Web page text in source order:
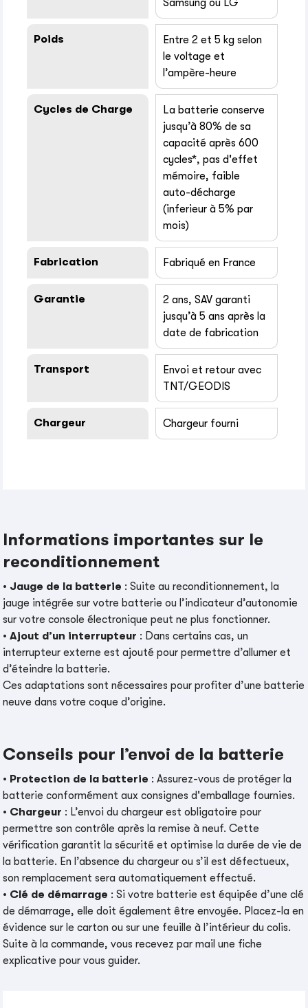
Samsung ou LG
Poids
Entre 2 et 5 kg selon
le voltage et
l’ampère-heure
Cycles de Charge
La batterie conserve
jusqu’à 80% de sa
capacité après 600
cycles*, pas d'effet
mémoire, faible
auto-décharge
(inferieur à 5% par
mois)
Fabrication Fabriqué en France
Garantie
2 ans, SAV garanti
jusqu’à 5 ans après la
date de fabrication
Transport
Envoi et retour avec
TNT/GEODIS
Chargeur Chargeur fourni
Informations importantes sur le
reconditionnement
• Jauge de la batterie : Suite au reconditionnement, la
jauge intégrée sur votre batterie ou l’indicateur d’autonomie
sur votre console électronique peut ne plus fonctionner.
•Ajout d’un interrupteur : Dans certains cas, un
interrupteur externe est ajouté pour permettre d’allumer et
d’éteindre la batterie.
Ces adaptations sont nécessaires pour profiter d’une batterie
neuve dans votre coque d’origine.
Conseils pour l’envoi de la batterie
• Protection de la batterie : Assurez-vous de protéger la
batterie conformément aux consignes d'emballage fournies.
• Chargeur : L’envoi du chargeur est obligatoire pour
permettre son contrôle après la remise à neuf. Cette
vérification garantit la sécurité et optimise la durée de vie de
la batterie. En l’absence du chargeur ou s’il est défectueux,
son remplacement sera automatiquement effectué.
• Clé de démarrage : Si votre batterie est équipée d’une clé
de démarrage, elle doit également être envoyée. Placez-la en
évidence sur le carton ou sur une feuille à l’intérieur du colis.
Suite à la commande, vous recevez par mail une fiche
explicative pour vous guider.